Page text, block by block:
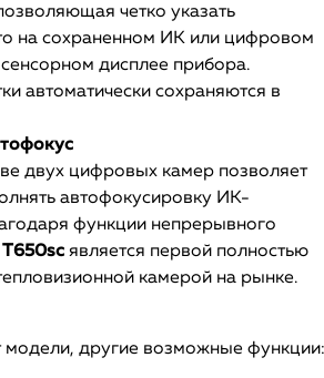
четко указать
на сохраненном ИК или цифровом
дисплее прибора.
автоматически сохраняются в
двух цифровых камер позволяет
автофокусировку ИК-
функции непрерывного
T650sc является первой полностью
камерой на рынке.
модели, другие возможные функции: